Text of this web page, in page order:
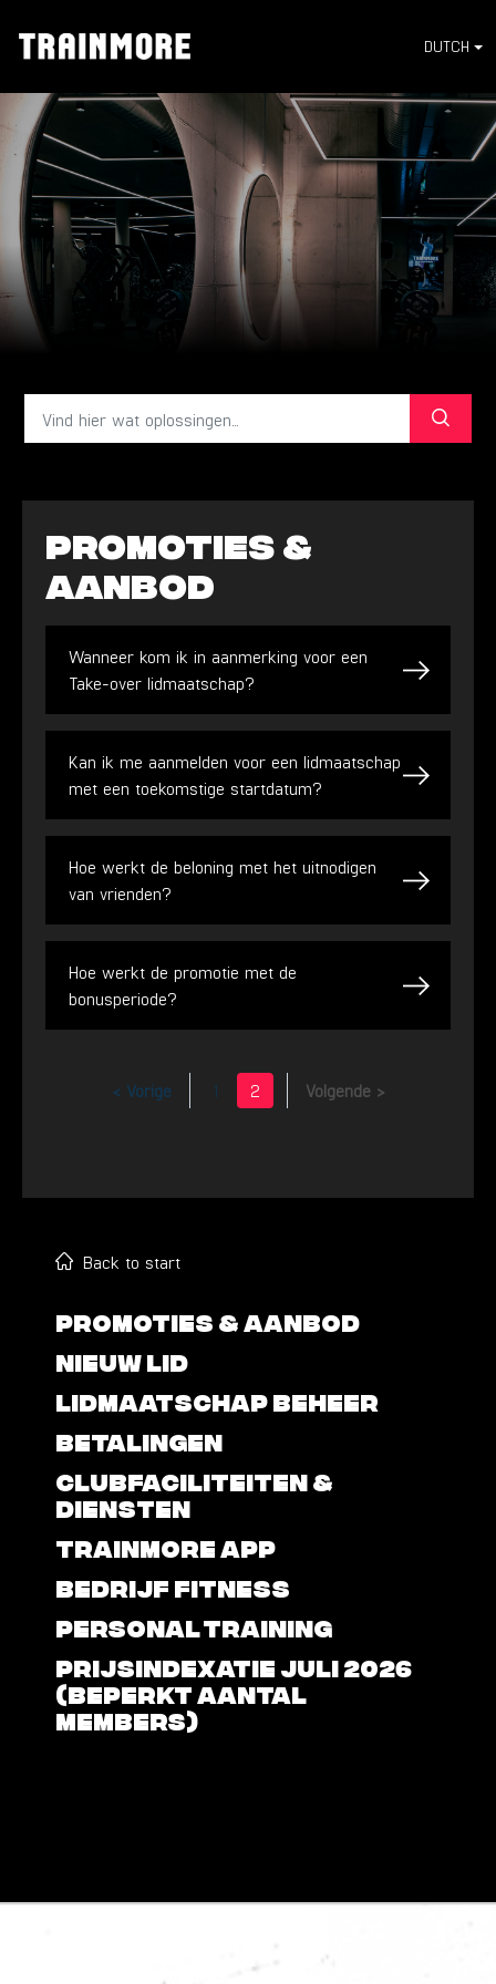
DUTCH
Back to start
PROMOTIES & AANBOD
NIEUW LID
LIDMAATSCHAP BEHEER
BETALINGEN
CLUBFACILITEITEN &
DIENSTEN
TRAINMORE APP
BEDRIJF FITNESS
PERSONAL TRAINING
PRIJSINDEXATIE JULI 2026
(BEPERKT AANTAL
MEMBERS)
Promoties &
Aanbod
Wanneer kom ik in aanmerking voor een
Take-over lidmaatschap?
Kan ik me aanmelden voor een lidmaatschap
met een toekomstige startdatum?
Hoe werkt de beloning met het uitnodigen
van vrienden?
Hoe werkt de promotie met de
bonusperiode?
< Vorige 1 2 Volgende >